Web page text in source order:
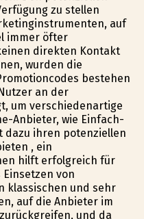
zu stellen
auf
immer öfter
direkten Kontakt
wurden die
bestehen
an der
um verschiedenartige
Anbieter, wie Einfach-
dazu ihren potenziellen
, ein
hilft erfolgreich für
von
klassischen und sehr
auf die Anbieter im
und da